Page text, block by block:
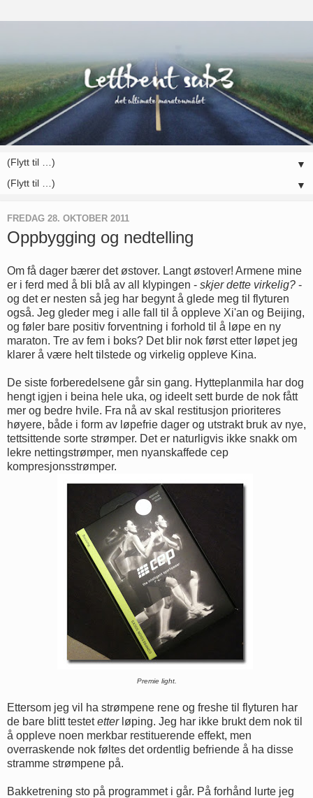
▼
▼
FREDAG 28. OKTOBER 2011
Oppbygging og nedtelling
Om få dager bærer det østover. Langt østover! Armene mine
er i ferd med å bli blå av all klypingen - skjer dette virkelig? -
og det er nesten så jeg har begynt å glede meg til flyturen
også. Jeg gleder meg i alle fall til å oppleve Xi'an og Beijing,
og føler bare positiv forventning i forhold til å løpe en ny
maraton. Tre av fem i boks? Det blir nok først etter løpet jeg
klarer å være helt tilstede og virkelig oppleve Kina.
De siste forberedelsene går sin gang. Hytteplanmila har dog
hengt igjen i beina hele uka, og ideelt sett burde de nok fått
mer og bedre hvile. Fra nå av skal restitusjon prioriteres
høyere, både i form av løpefrie dager og utstrakt bruk av nye,
tettsittende sorte strømper. Det er naturligvis ikke snakk om
lekre nettingstrømper, men nyanskaffede cep
kompresjonsstrømper.
Premie light.
Ettersom jeg vil ha strømpene rene og freshe til flyturen har
de bare blitt testetetterløping. Jeg har ikke brukt dem nok til
å oppleve noen merkbar restituerende effekt, men
overraskende nok føltes det ordentlig befriende å ha disse
stramme strømpene på.
Bakketrening sto på programmet i går. På forhånd lurte jeg